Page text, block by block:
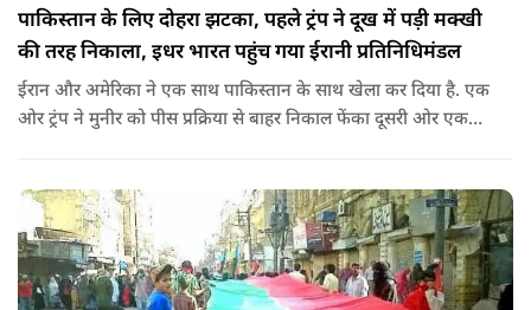
पाकिस्तान के लिए दोहरा झटका, पहले ट्रंप ने दूख में पड़ी मक्खी
की तरह निकाला, इधर भारत पहुंच गया ईरानी प्रतिनिधिमंडल
ईरान और अमेरिका ने एक साथ पाकिस्तान के साथ खेला कर दिया है. एक
ओर ट्रंप ने मुनीर को पीस प्रक्रिया से बाहर निकाल फेंका दूसरी ओर एक